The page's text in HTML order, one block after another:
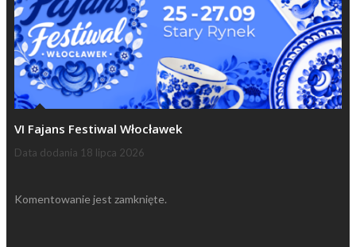
VI Fajans Festiwal Włocławek
Data dodania 18 lipca 2026
Komentowanie jest zamknięte.